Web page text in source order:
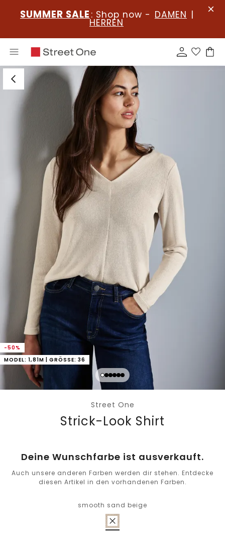
SUMMER SALE : Shop now - DAMEN |
HERREN
-50%
MODEL: 1,81M | GRÖSSE: 36
Street One
Strick-Look Shirt
Deine Wunschfarbe ist ausverkauft.
Auch unsere anderen Farben werden dir stehen. Entdecke
diesen Artikel in den vorhandenen Farben.
smooth sand beige